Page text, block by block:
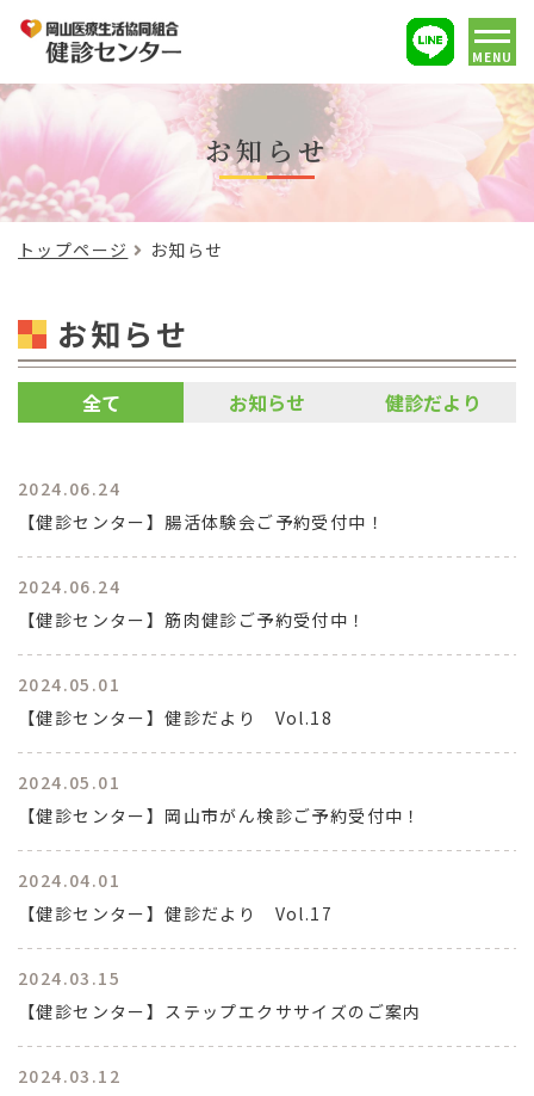
MENU
お知らせ
トップページ お知らせ
お知らせ
全て お知らせ 健診だより
2024.06.24
【健診センター】腸活体験会ご予約受付中！
2024.06.24
【健診センター】筋肉健診ご予約受付中！
2024.05.01
【健診センター】健診だより Vol.18
2024.05.01
【健診センター】岡山市がん検診ご予約受付中！
2024.04.01
【健診センター】健診だより Vol.17
2024.03.15
【健診センター】ステップエクササイズのご案内
2024.03.12